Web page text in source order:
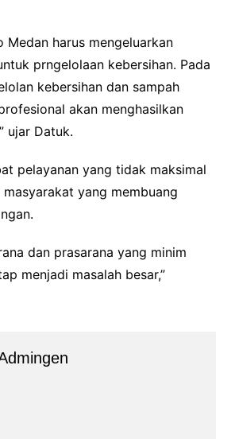
Medan harus mengeluarkan
prngelolaan kebersihan. Pada
kebersihan dan sampah
akan menghasilkan
ujar Datuk.
pelayanan yang tidak maksimal
yang membuang
dan prasarana yang minim
menjadi masalah besar,”